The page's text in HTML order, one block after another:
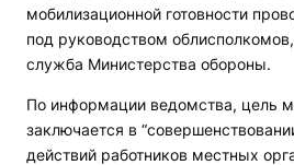
мобилизационной готовности
под руководством
служба Министерства обороны.
По информации ведомства, цель
заключается в
действий работников местных